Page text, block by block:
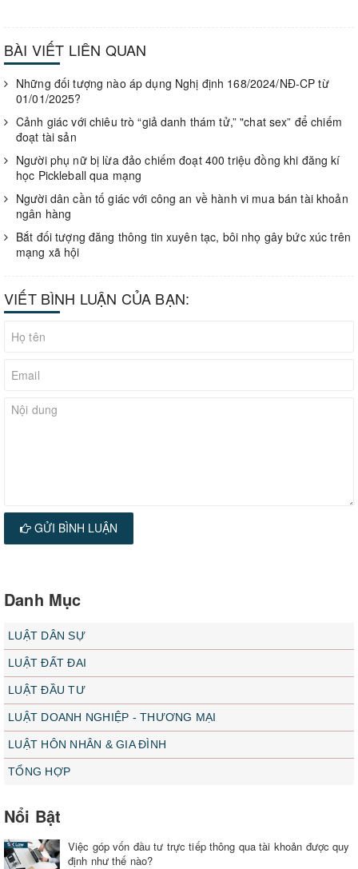
BÀI VIẾT LIÊN QUAN
Những đối tượng nào áp dụng Nghị định 168/2024/NĐ-CP từ
01/01/2025?
Cảnh giác với chiêu trò “giả danh thám tử,” "chat sex” để chiếm
đoạt tài sản
Người phụ nữ bị lừa đảo chiếm đoạt 400 triệu đồng khi đăng kí
học Pickleball qua mạng
Người dân cần tố giác với công an về hành vi mua bán tài khoản
ngân hàng
Bắt đối tượng đăng thông tin xuyên tạc, bôi nhọ gây bức xúc trên
mạng xã hội
VIẾT BÌNH LUẬN CỦA BẠN:
GỬI BÌNH LUẬN
Danh Mục
LUẬT DÂN SỰ
LUẬT ĐẤT ĐAI
LUẬT ĐẦU TƯ
LUẬT DOANH NGHIỆP - THƯƠNG MẠI
LUẬT HÔN NHÂN & GIA ĐÌNH
TỔNG HỢP
Nổi Bật
Việc góp vốn đầu tư trực tiếp thông qua tài khoản được quy
định như thế nào?